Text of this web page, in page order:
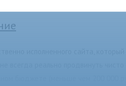
исполненного сайта,
реально продвинуть
бюджете (меньше чем 200 000